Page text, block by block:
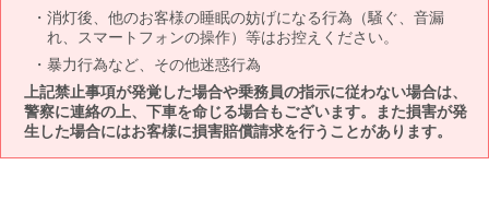
消灯後、他のお客様の睡眠の妨げになる行為（騒ぐ、音漏
れ、スマートフォンの操作）等はお控えください。
暴力行為など、その他迷惑行為
上記禁止事項が発覚した場合や乗務員の指示に従わない場合は、
警察に連絡の上、下車を命じる場合もございます。また損害が発
生した場合にはお客様に損害賠償請求を行うことがあります。